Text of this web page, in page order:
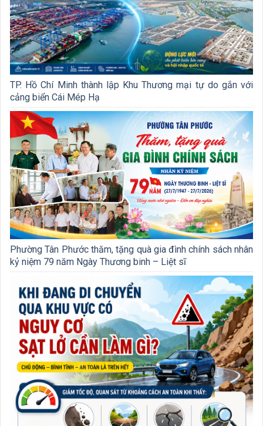
TP. Hồ Chí Minh thành lập Khu Thương mại tự do gắn với
cảng biển Cái Mép Hạ
Phường Tân Phước thăm, tặng quà gia đình chính sách nhân
kỷ niệm 79 năm Ngày Thương binh – Liệt sĩ